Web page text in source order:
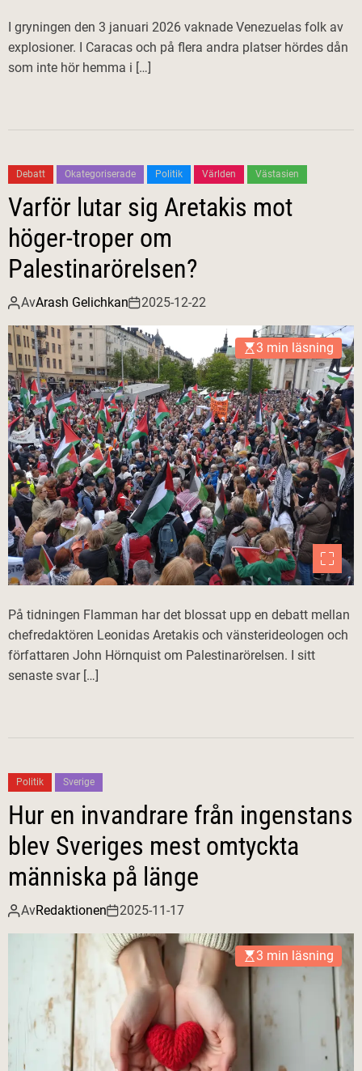
I gryningen den 3 januari 2026 vaknade Venezuelas folk av
explosioner. I Caracas och på flera andra platser hördes dån
som inte hör hemma i […]
Debatt Okategoriserade Politik Världen Västasien
Varför lutar sig Aretakis mot
höger-troper om
Palestinarörelsen?
AvArash Gelichkan 2025-12-22
3 min läsning
På tidningen Flamman har det blossat upp en debatt mellan
chefredaktören Leonidas Aretakis och vänsterideologen och
författaren John Hörnquist om Palestinarörelsen. I sitt
senaste svar […]
Politik Sverige
Hur en invandrare från ingenstans
blev Sveriges mest omtyckta
människa på länge
AvRedaktionen 2025-11-17
3 min läsning